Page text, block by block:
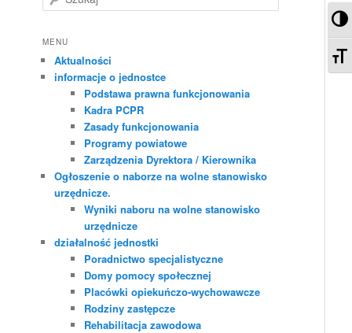
z
k
MENU
Aktualności
informacje o jednostce
Podstawa prawna funkcjonowania
Kadra PCPR
Zasady funkcjonowania
Programy powiatowe
Zarządzenia Dyrektora / Kierownika
Ogłoszenie o naborze na wolne stanowisko
urzędnicze.
Wyniki naboru na wolne stanowisko
urzędnicze
działalność jednostki
Poradnictwo specjalistyczne
Domy pomocy społecznej
Placówki opiekuńczo-wychowawcze
Rodziny zastępcze
Rehabilitacja zawodowa